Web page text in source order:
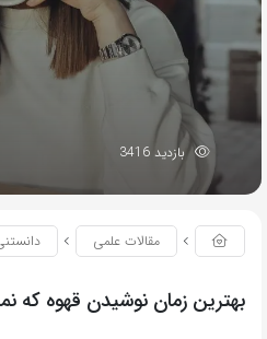
بازدید 3416
مقالات علمی
بهترین زمان نوشیدن قهوه که